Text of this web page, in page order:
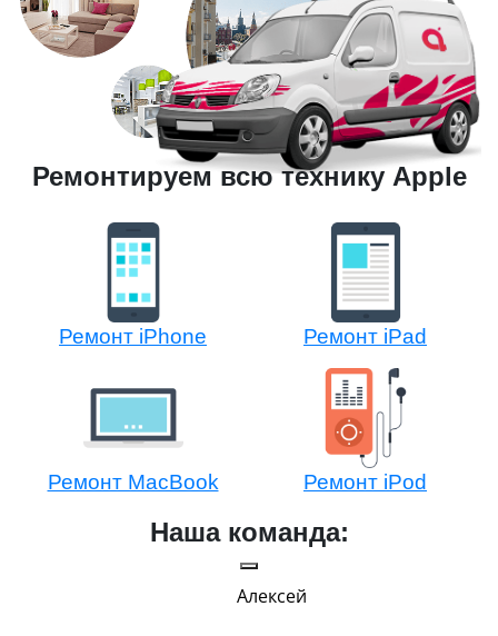
Ремонтируем всю технику Apple
Ремонт iPhone Ремонт iPad
Ремонт MacBook Ремонт iPod
Наша команда:
Алексей